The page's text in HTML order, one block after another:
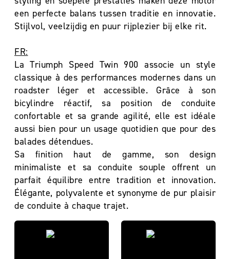
een perfecte balans tussen traditie en innovatie.
Stijlvol, veelzijdig en puur rijplezier bij elke rit.
FR:
La Triumph Speed Twin 900 associe un style
classique à des performances modernes dans un
roadster léger et accessible. Grâce à son
bicylindre réactif, sa position de conduite
confortable et sa grande agilité, elle est idéale
aussi bien pour un usage quotidien que pour des
balades détendues.
Sa finition haut de gamme, son design
minimaliste et sa conduite souple offrent un
parfait équilibre entre tradition et innovation.
Élégante, polyvalente et synonyme de pur plaisir
de conduite à chaque trajet.